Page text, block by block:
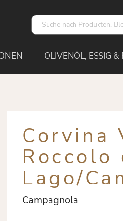
OLIVENÖL, ESSIG &
Corvina
Roccolo
Lago/
Campagnola